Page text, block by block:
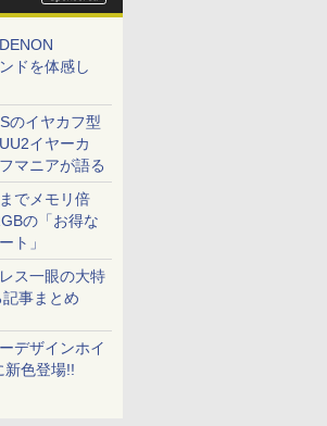
ドを体感し
のイヤカフ型
イヤーカ
マニアが語る
でメモリ倍
の「お得な
ト」
ス一眼の大特
事まとめ
デザインホイ
新色登場!!